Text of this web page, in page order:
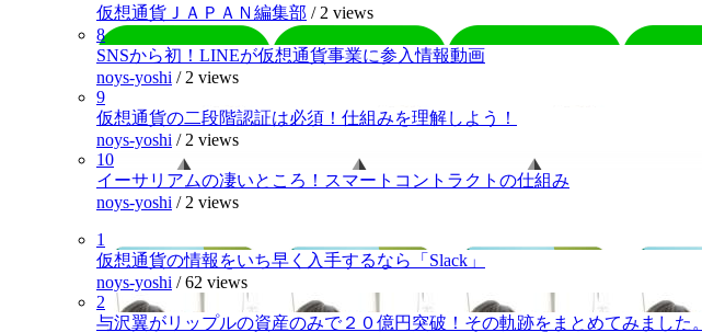
仮想通貨ＪＡＰＡＮ編集部 / 2 views
8
SNSから初！LINEが仮想通貨事業に参入情報動画
noys-yoshi / 2 views
9
仮想通貨の二段階認証は必須！仕組みを理解しよう！
noys-yoshi / 2 views
10
イーサリアムの凄いところ！スマートコントラクトの仕組み
noys-yoshi / 2 views
1
仮想通貨の情報をいち早く入手するなら「Slack」
noys-yoshi /62 views
2
与沢翼がリップルの資産のみで２０億円突破！その軌跡をまとめてみました。